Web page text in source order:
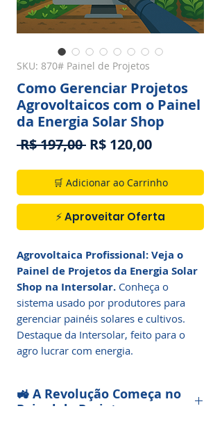
SKU: 870# Painel de Projetos
Como Gerenciar Projetos
Agrovoltaicos com o Painel
da Energia Solar Shop
R$ 197,00 Preço
R$ 120,00Preço
🛒 Adicionar ao Carrinho
⚡ Aproveitar Oferta
Agrovoltaica Profissional: Veja o
Painel de Projetos da Energia Solar
Shop na Intersolar. Conheça o
sistema usado por produtores para
gerenciar painéis solares e cultivos.
Destaque da Intersolar, feito para o
agro lucrar com energia.
🚜 A Revolução Começa no
Painel de Projetos